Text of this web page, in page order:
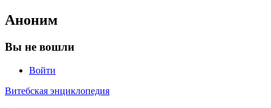
Аноним
Вы не вошли
Войти
Витебская энциклопедия